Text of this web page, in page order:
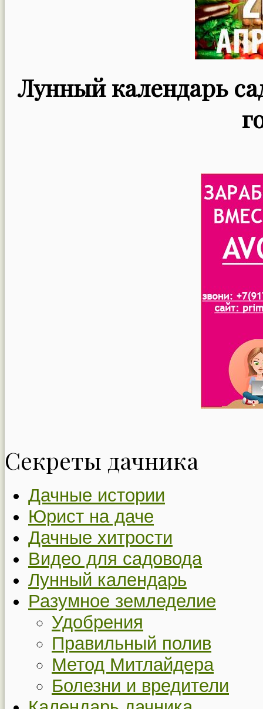
Лунный календарь
Секреты дачника
Дачные истории
Юрист на даче
Дачные хитрости
Видео для садовода
Лунный календарь
Разумное земледелие
Удобрения
Правильный полив
Метод Митлайдера
Болезни и вредители